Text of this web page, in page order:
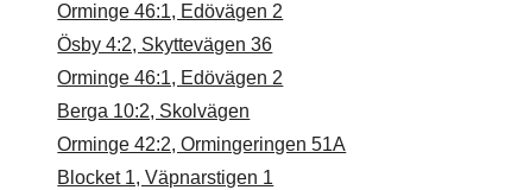
Orminge 46:1, Edövägen 2
Ösby 4:2, Skyttevägen 36
Orminge 46:1, Edövägen 2
Berga 10:2, Skolvägen
Orminge 42:2, Ormingeringen 51A
Blocket 1, Väpnarstigen 1